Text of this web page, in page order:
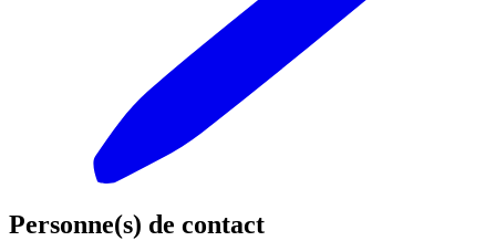
Personne(s) de contact